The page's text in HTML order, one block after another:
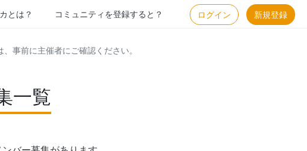
とは？ コミュニティを登録すると？ ログイン 新規登録
事前に主催者にご確認ください。
一覧